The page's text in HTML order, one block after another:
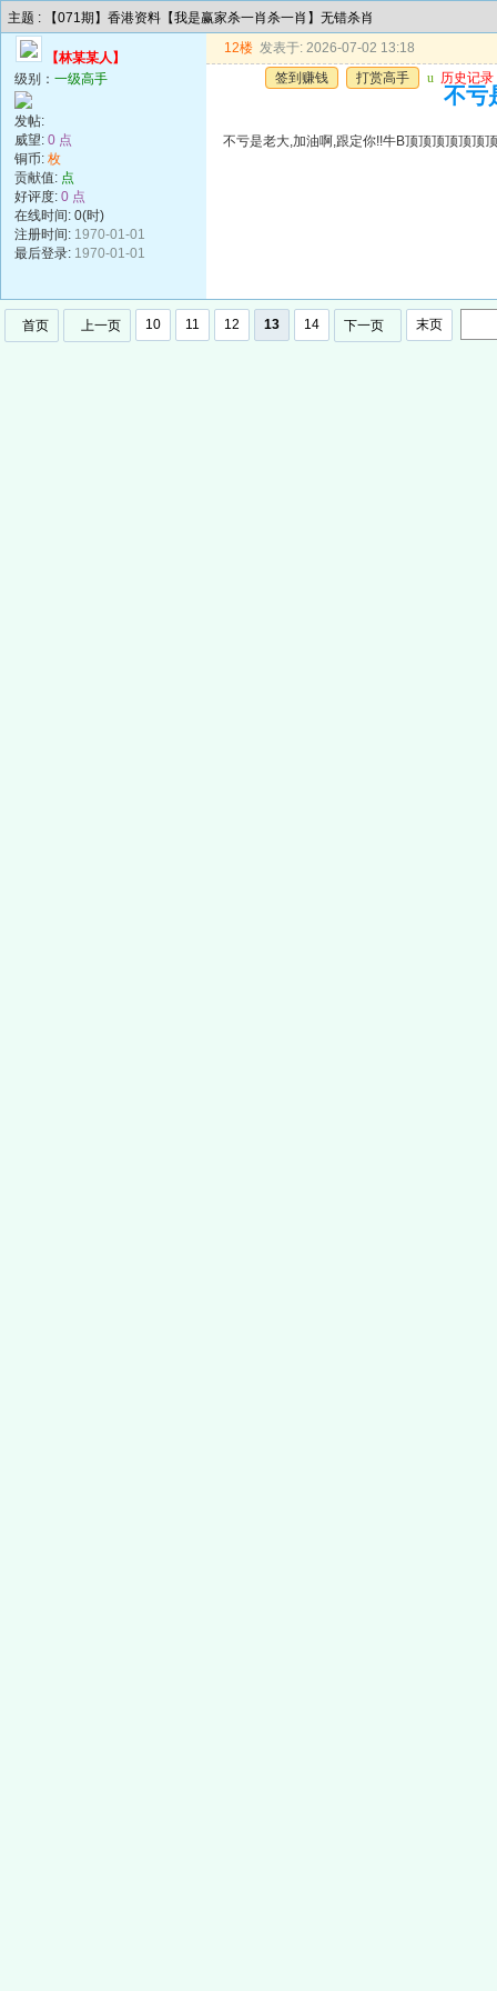
主题 : 【071期】香港资料【我是赢家杀一肖杀一肖】无错杀肖
【林某某人】
级别： 一级高手
发帖:
威望: 0 点
铜币: 枚
贡献值: 点
好评度: 0 点
在线时间: 0(时)
注册时间: 1970-01-01
最后登录: 1970-01-01
12楼 发表于: 2026-07-02 13:18
签到赚钱
打赏高手 u 历史记录
不亏
不亏是老大,加油啊,跟定你!!牛B顶顶顶顶顶顶
首页 上一页 10 11 12 13 14 下一页 末页